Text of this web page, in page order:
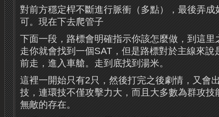
對前方穩定桿不斷進行脈衝（多點），最後弄成
可。現在下去爬管子
下面一段，路標會明確指示你該怎麼做，到這里
走你就會找到一個SAT，但是路標對於主線來說
前走，進入車艙。走到底找到湯米。
這裡一開始只有2只，然後打完之後劇情，又會
技，連環技不僅攻擊力大，而且大多數為群攻
無敵的存在。